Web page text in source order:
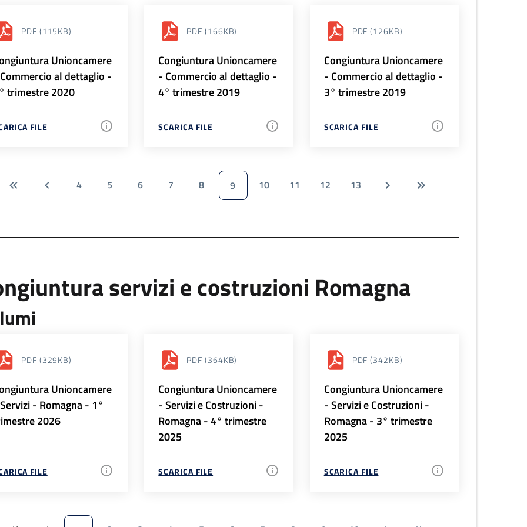
PDF (115KB)
Unioncamere
al dettaglio -
trimestre 2020
FILE
PDF (166KB)
Congiuntura Unioncamere
- Commercio al dettaglio -
4° trimestre 2019
SCARICA FILE
PDF (126KB)
Congiuntura Unioncamere
- Commercio al dettaglio -
3° trimestre 2019
SCARICA FILE
4 5 6 7 8 9 10 11 12 13
servizi e costruzioni Romagna
PDF (329KB)
Unioncamere
- Romagna - 1°
2026
FILE
PDF (364KB)
Congiuntura Unioncamere
- Servizi e Costruzioni -
Romagna - 4° trimestre
2025
SCARICA FILE
PDF (342KB)
Congiuntura Unioncamere
- Servizi e Costruzioni -
Romagna - 3° trimestre
2025
SCARICA FILE